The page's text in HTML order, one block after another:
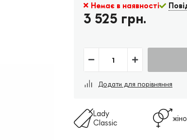
Немає в наявності
3 525 грн.
Додати для порівняння
Lady
Classic